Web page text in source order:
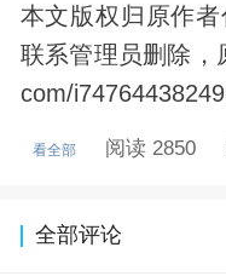
本文版权归原作
联系管理员删除，
com/
看全部 阅读 2850
全部评论